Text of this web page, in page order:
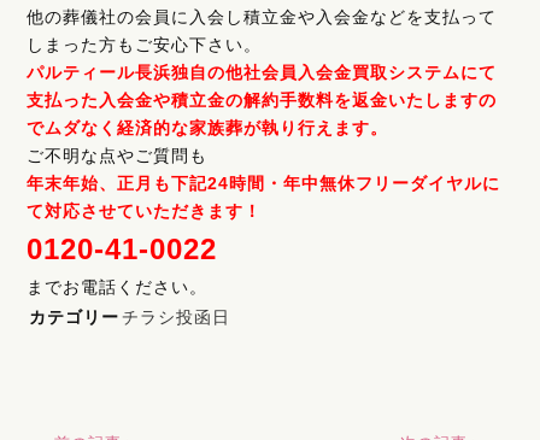
他の葬儀社の会員に入会し積立金や入会金などを支払って
しまった方もご安心下さい。
パルティール長浜独自の他社会員入会金買取システムにて
支払った入会金や積立金の解約手数料を返金いたしますの
でムダなく経済的な家族葬が執り行えます。
ご不明な点やご質問も
年末年始、正月も下記24時間・年中無休フリーダイヤルに
て対応させていただきます！
0120-41-0022
までお電話ください。
カテゴリー チラシ投函日